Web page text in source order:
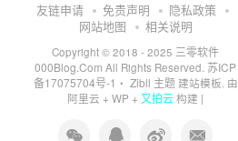
友链申请 免责声明
隐私政策
网站地图
相关说明
Copyright © 2018 - 2025 三零软件
000Blog.Com All Rights Reserved. 苏ICP
备17075704号-1 ・ Zibll 主题建站模板. 由
阿里云 + WP + 又拍云构建 |